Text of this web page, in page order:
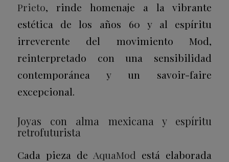
Prieto, rinde homenaje a la vibrante
estética de los años 60 y al espíritu
irreverente del movimiento Mod,
reinterpretado con una sensibilidad
contemporánea y un savoir-faire
excepcional.
Joyas con alma mexicana y espíritu
retrofuturista
Cada pieza de AquaMod está elaborada